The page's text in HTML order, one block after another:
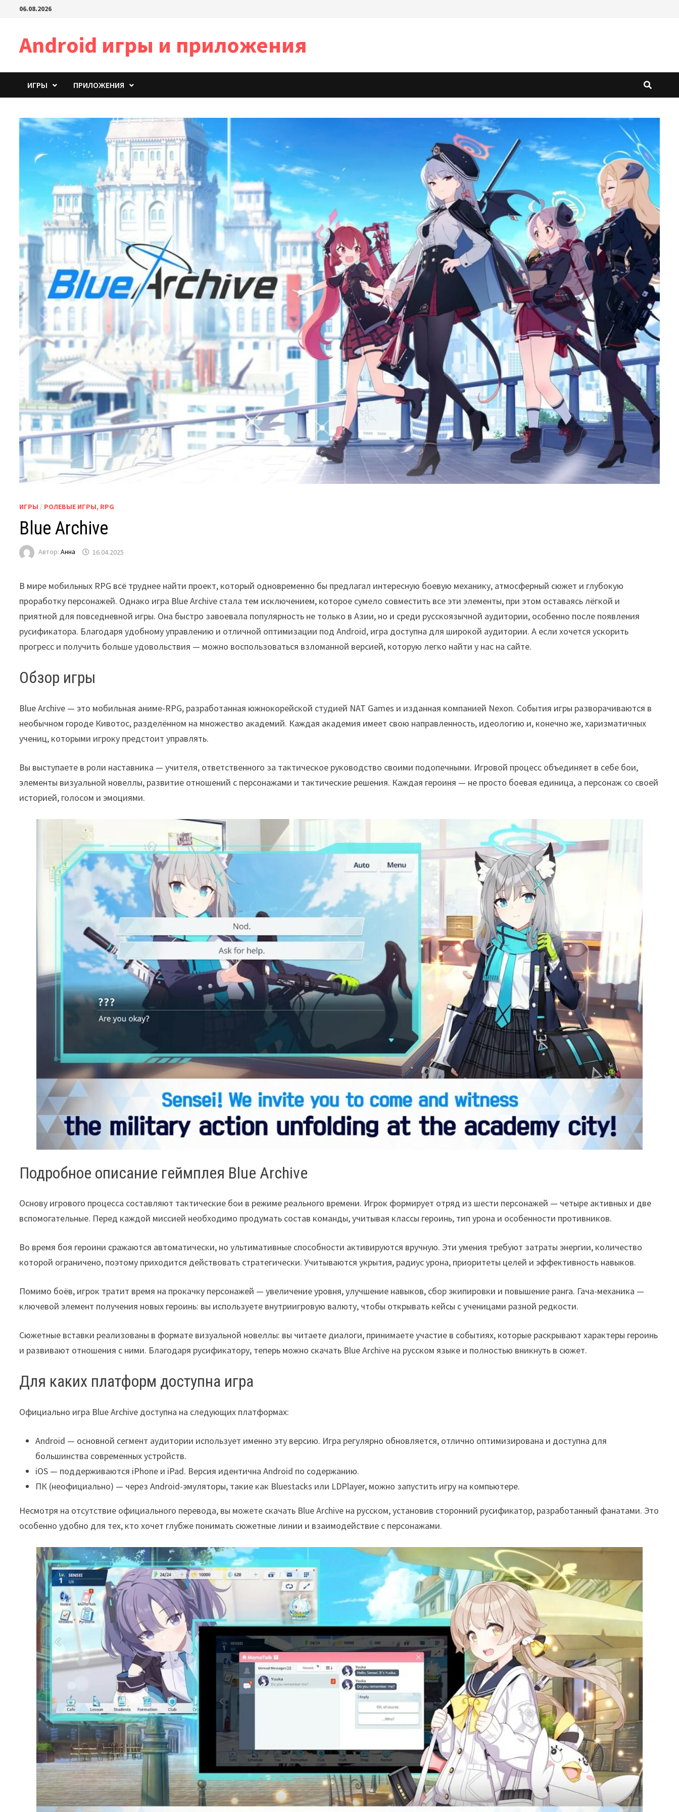
Перейти06.08.2026
Android игры и приложения
ИГРЫ ПРИЛОЖЕНИЯ
ИГРЫ / РОЛЕВЫЕ ИГРЫ, RPG
Blue Archive
Автор:Анна 16.04.2025
В мире мобильных RPG всё труднее найти проект, который одновременно бы предлагал интересную боевую механику, атмосферный сюжет и глубокую
проработку персонажей. Однако игра Blue Archive стала тем исключением, которое сумело совместить все эти элементы, при этом оставаясь лёгкой и
приятной для повседневной игры. Она быстро завоевала популярность не только в Азии, но и среди русскоязычной аудитории, особенно после появления
русификатора. Благодаря удобному управлению и отличной оптимизации под Android, игра доступна для широкой аудитории. А если хочется ускорить
прогресс и получить больше удовольствия — можно воспользоваться взломанной версией, которую легко найти у нас на сайте.
Обзор игры
Blue Archive — это мобильная аниме-RPG, разработанная южнокорейской студией NAT Games и изданная компанией Nexon. События игры разворачиваются в
необычном городе Кивотос, разделённом на множество академий. Каждая академия имеет свою направленность, идеологию и, конечно же, харизматичных
учениц, которыми игроку предстоит управлять.
Вы выступаете в роли наставника — учителя, ответственного за тактическое руководство своими подопечными. Игровой процесс объединяет в себе бои,
элементы визуальной новеллы, развитие отношений с персонажами и тактические решения. Каждая героиня — не просто боевая единица, а персонаж со своей
историей, голосом и эмоциями.
Подробное описание геймплея Blue Archive
Основу игрового процесса составляют тактические бои в режиме реального времени. Игрок формирует отряд из шести персонажей — четыре активных и две
вспомогательные. Перед каждой миссией необходимо продумать состав команды, учитывая классы героинь, тип урона и особенности противников.
Во время боя героини сражаются автоматически, но ультимативные способности активируются вручную. Эти умения требуют затраты энергии, количество
которой ограничено, поэтому приходится действовать стратегически. Учитываются укрытия, радиус урона, приоритеты целей и эффективность навыков.
Помимо боёв, игрок тратит время на прокачку персонажей — увеличение уровня, улучшение навыков, сбор экипировки и повышение ранга. Гача-механика —
ключевой элемент получения новых героинь: вы используете внутриигровую валюту, чтобы открывать кейсы с ученицами разной редкости.
Сюжетные вставки реализованы в формате визуальной новеллы: вы читаете диалоги, принимаете участие в событиях, которые раскрывают характеры героинь
и развивают отношения с ними. Благодаря русификатору, теперь можно скачать Blue Archive на русском языке и полностью вникнуть в сюжет.
Для каких платформ доступна игра
Официально игра Blue Archive доступна на следующих платформах:
Android — основной сегмент аудитории использует именно эту версию. Игра регулярно обновляется, отлично оптимизирована и доступна для
большинства современных устройств.
iOS — поддерживаются iPhone и iPad. Версия идентична Android по содержанию.
ПК (неофициально) — через Android-эмуляторы, такие как Bluestacks или LDPlayer, можно запустить игру на компьютере.
Несмотря на отсутствие официального перевода, вы можете скачать Blue Archive на русском, установив сторонний русификатор, разработанный фанатами. Это
особенно удобно для тех, кто хочет глубже понимать сюжетные линии и взаимодействие с персонажами.